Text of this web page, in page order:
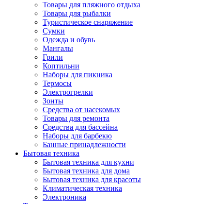
Товары для пляжного отдыха
Товары для рыбалки
Туристическое снаряжение
Сумки
Одежда и обувь
Мангалы
Грили
Коптильни
Наборы для пикника
Термосы
Электрогрелки
Зонты
Средства от насекомых
Товары для ремонта
Средства для бассейна
Наборы для барбекю
Банные принадлежности
Бытовая техника
Бытовая техника для кухни
Бытовая техника для дома
Бытовая техника для красоты
Климатическая техника
Электроника